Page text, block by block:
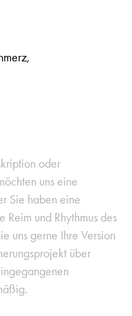
oder
uns eine
Sie haben eine
und Rhythmus des
uns gerne Ihre Version
über